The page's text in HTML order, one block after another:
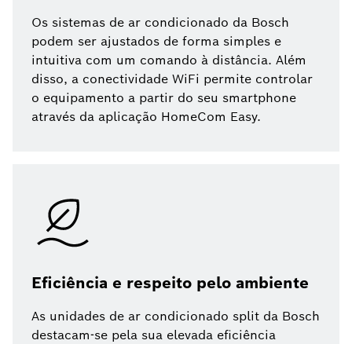
Os sistemas de ar condicionado da Bosch
podem ser ajustados de forma simples e
intuitiva com um comando à distância. Além
disso, a conectividade WiFi permite controlar
o equipamento a partir do seu smartphone
através da aplicação HomeCom Easy.
Eficiência e respeito pelo ambiente
As unidades de ar condicionado split da Bosch
destacam-se pela sua elevada eficiência